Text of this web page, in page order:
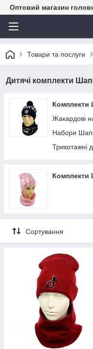
Оптовий магазин
Товари та послуги
Дитячі комплекти
Комплекти
Жакардові
Набори
Трикотажні
Комплекти
Сортування